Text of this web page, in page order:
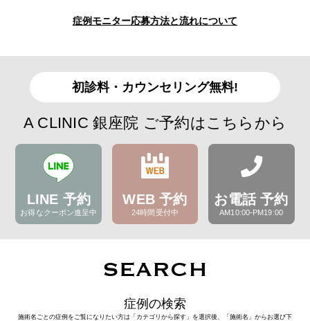
症例モニター応募方法と流れについて
初診料・カウンセリング無料!
A CLINIC 銀座院 ご予約はこちらから
LINE 予約
お得なクーポン進呈中
WEB 予約
24時間受付中
お電話 予約
AM10:00-PM19:00
SEARCH
症例の検索
施術名ごとの症例をご覧になりたい方は「カテゴリから探す」を選択後、「施術名」からお選び下